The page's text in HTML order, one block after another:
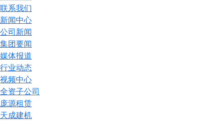
联系我们
新闻中心
公司新闻
集团要闻
媒体报道
行业动态
视频中心
全资子公司
庞源租赁
天成建机